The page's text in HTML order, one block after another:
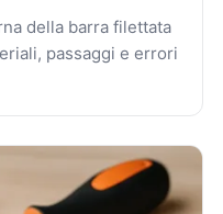
della barra filettata
passaggi e errori